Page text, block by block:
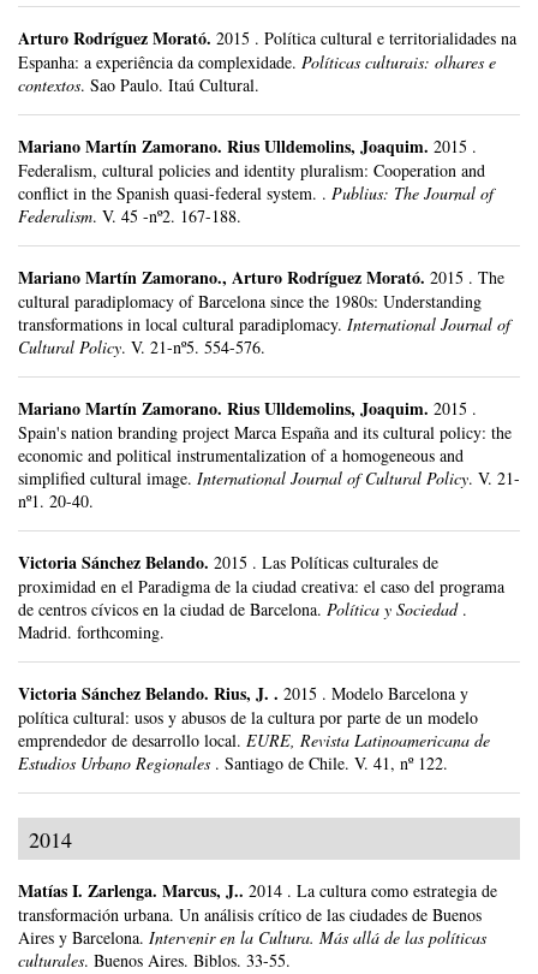
Arturo Rodríguez Morató. 2015 . Política cultural e territorialidades na
Espanha: a experiência da complexidade. Políticas culturais: olhares e
contextos. Sao Paulo. Itaú Cultural.
Mariano Martín Zamorano. Rius Ulldemolins, Joaquim. 2015 .
Federalism, cultural policies and identity pluralism: Cooperation and
conflict in the Spanish quasi-federal system. . Publius: The Journal of
Federalism. V. 45 -nº2. 167-188.
Mariano Martín Zamorano., Arturo Rodríguez Morató. 2015 . The
cultural paradiplomacy of Barcelona since the 1980s: Understanding
transformations in local cultural paradiplomacy. International Journal of
Cultural Policy. V. 21-nº5. 554-576.
Mariano Martín Zamorano. Rius Ulldemolins, Joaquim. 2015 .
Spain's nation branding project Marca España and its cultural policy: the
economic and political instrumentalization of a homogeneous and
simplified cultural image. International Journal of Cultural Policy. V. 21-
nº1. 20-40.
Victoria Sánchez Belando. 2015 . Las Políticas culturales de
proximidad en el Paradigma de la ciudad creativa: el caso del programa
de centros cívicos en la ciudad de Barcelona. Política y Sociedad .
Madrid. forthcoming.
Victoria Sánchez Belando. Rius, J. . 2015 . Modelo Barcelona y
política cultural: usos y abusos de la cultura por parte de un modelo
emprendedor de desarrollo local. EURE, Revista Latinoamericana de
Estudios Urbano Regionales . Santiago de Chile. V. 41, nº 122.
2014
Matías I. Zarlenga. Marcus, J.. 2014 . La cultura como estrategia de
transformación urbana. Un análisis crítico de las ciudades de Buenos
Aires y Barcelona. Intervenir en la Cultura. Más allá de las políticas
culturales. Buenos Aires. Biblos. 33-55.